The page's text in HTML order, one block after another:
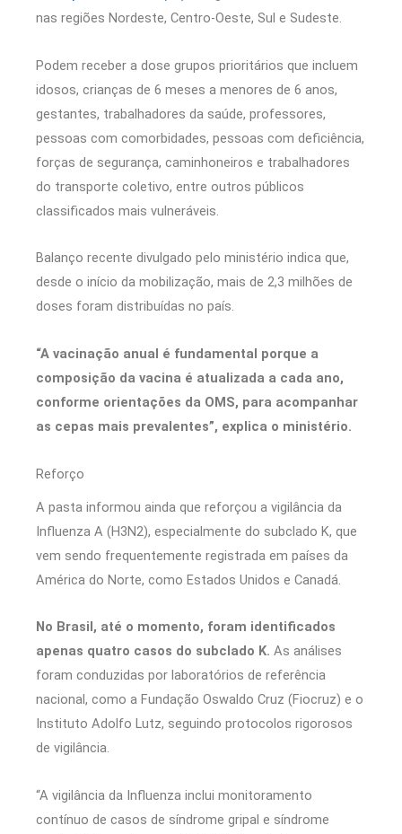
nas regiões Nordeste, Centro-Oeste, Sul e Sudeste.
Podem receber a dose grupos prioritários que incluem
idosos, crianças de 6 meses a menores de 6 anos,
gestantes, trabalhadores da saúde, professores,
pessoas com comorbidades, pessoas com deficiência,
forças de segurança, caminhoneiros e trabalhadores
do transporte coletivo, entre outros públicos
classificados mais vulneráveis.
Balanço recente divulgado pelo ministério indica que,
desde o início da mobilização, mais de 2,3 milhões de
doses foram distribuídas no país.
“A vacinação anual é fundamental porque a
composição da vacina é atualizada a cada ano,
conforme orientações da OMS, para acompanhar
as cepas mais prevalentes”, explica o ministério.
Reforço
A pasta informou ainda que reforçou a vigilância da
Influenza A (H3N2), especialmente do subclado K, que
vem sendo frequentemente registrada em países da
América do Norte, como Estados Unidos e Canadá.
No Brasil, até o momento, foram identificados
apenas quatro casos do subclado K. As análises
foram conduzidas por laboratórios de referência
nacional, como a Fundação Oswaldo Cruz (Fiocruz) e o
Instituto Adolfo Lutz, seguindo protocolos rigorosos
de vigilância.
“A vigilância da Influenza inclui monitoramento
contínuo de casos de síndrome gripal e síndrome